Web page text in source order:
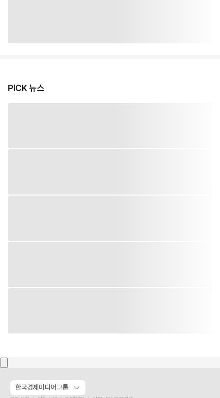
PiCK 뉴스
한국경제미디어그룹